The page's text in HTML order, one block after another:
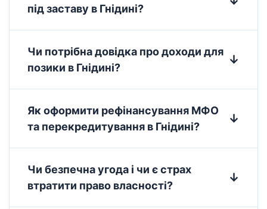
під заставу в Гнідині?
У селі Гнідин отримати кредит під заставу
нерухомості можна всього за 2 години
нотаріуса в день звернення, що критично
важливо для жителів Гнідина, яким гроші
потрібні терміново.
Чи потрібна довідка про доходи для
позики в Гнідині?
Ні, ми видаємо кредит без довідок про
доходи в Гнідині. Ваша власність у селі
офіційного працевлаштування для
схвалення швидкої позики.
Як оформити рефінансування МФО
та перекредитування в Гнідині?
Рефінансування МФО під заставу в Гнідині
дозволяє закрити всі мікропозики одним
Чи безпечна угода і чи є страх
втратити право власності?